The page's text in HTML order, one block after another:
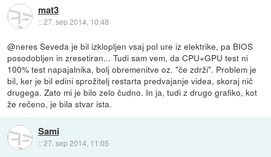
mat3
::27. sep 2014, 10:48
@neres Seveda je bil izklopljen vsaj pol ure iz elektrike, pa BIOS
posodobljen in zresetiran... Tudi sam vem, da CPU+GPU test ni
100% test napajalnika, bolj obremenitve oz. "če zdrži". Problem je
bil, ker je bil edini sprožitelj restarta predvajanje videa, skoraj nič
drugega. Zato mi je bilo zelo čudno. In ja, tudi z drugo grafiko, kot
že rečeno, je bila stvar ista.
Sami
::27. sep 2014, 11:05